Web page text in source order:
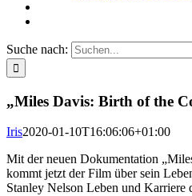
Suche nach:
„Miles Davis: Birth of the
Iris2020-01-10T16:06:06+01:00
Mit der neuen Dokumentation
kommt jetzt der Film über sein
Stanley Nelson Leben und Karriere